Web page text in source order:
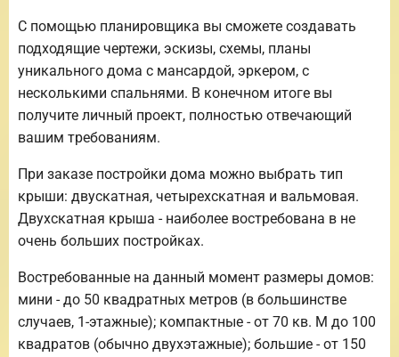
С помощью планировщика вы сможете создавать
подходящие чертежи, эскизы, схемы, планы
уникального дома с мансардой, эркером, с
несколькими спальнями. В конечном итоге вы
получите личный проект, полностью отвечающий
вашим требованиям.
При заказе постройки дома можно выбрать тип
крыши: двускатная, четырехскатная и вальмовая.
Двухскатная крыша - наиболее востребована в не
очень больших постройках.
Востребованные на данный момент размеры домов:
мини - до 50 квадратных метров (в большинстве
случаев, 1-этажные); компактные - от 70 кв. М до 100
квадратов (обычно двухэтажные); большие - от 150